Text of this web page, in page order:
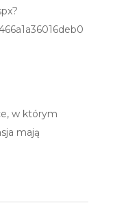
w którym
mają